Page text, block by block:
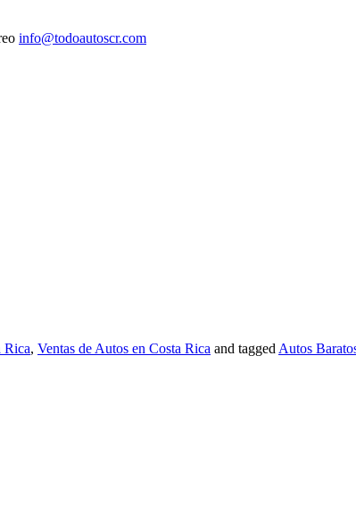
info@todoautoscr.com
Rica, Ventas de Autos en Costa Rica and tagged Autos